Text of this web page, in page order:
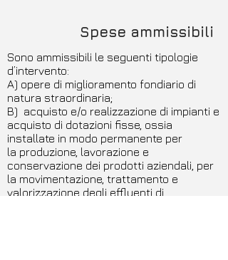
Spese ammissibili
Sono ammissibili le seguenti tipologie
d’intervento:
A) opere di miglioramento fondiario di
natura straordinaria;
B) acquisto e/o realizzazione di impianti e
acquisto di dotazioni fisse, ossia
installate in modo permanente per
la produzione, lavorazione e
conservazione dei prodotti aziendali, per
la movimentazione, trattamento e
valorizzazione degli effluenti di